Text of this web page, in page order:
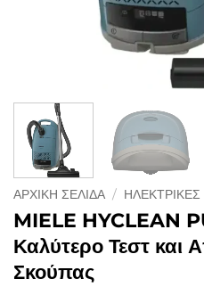
ΑΡΧΙΚΉ ΣΕΛΊΔΑ / ΗΛΕΚΤΡΙΚΈΣ
MIELE HYCLEAN
Καλύτερο Τεστ και
Σκούπας